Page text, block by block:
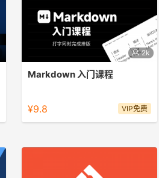
2k
Markdown 入门课程
动——小白也能 5 天写出「百度喜欢」
的技术博客、公众号爆文。
¥9.8 VIP免费